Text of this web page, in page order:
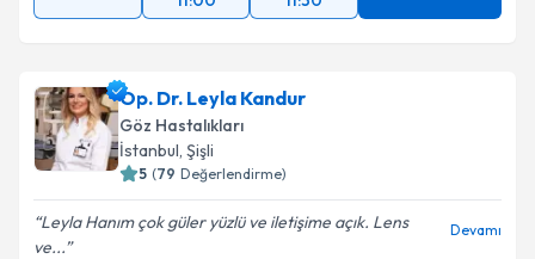
Op. Dr. Leyla Kandur
Göz Hastalıkları
İstanbul, Şişli
5 (79 Değerlendirme)
Leyla Hanım çok güler yüzlü ve iletişime açık. Lens
ve...
Devamı